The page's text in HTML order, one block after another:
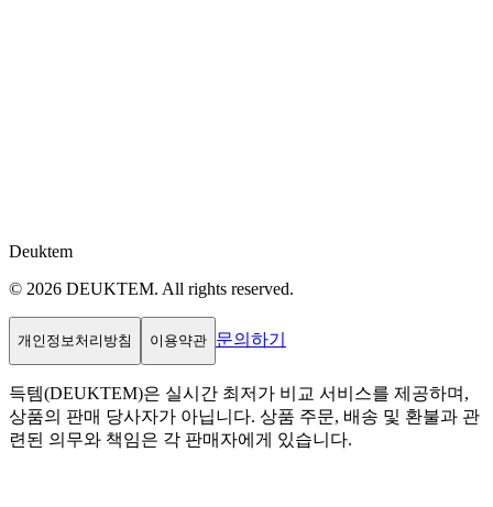
Deuktem
© 2026 DEUKTEM. All rights reserved.
개인정보처리방침 이용약관 문의하기
득템(DEUKTEM)은 실시간 최저가 비교 서비스를 제공하며,
상품의 판매 당사자가 아닙니다. 상품 주문, 배송 및 환불과 관
련된 의무와 책임은 각 판매자에게 있습니다.